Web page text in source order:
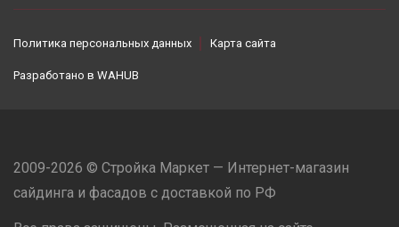
Политика персональных данных Карта сайта
Разработано в WAHUB
2009-2026 © Стройка Маркет — Интернет-магазин
сайдинга и фасадов с доставкой по РФ